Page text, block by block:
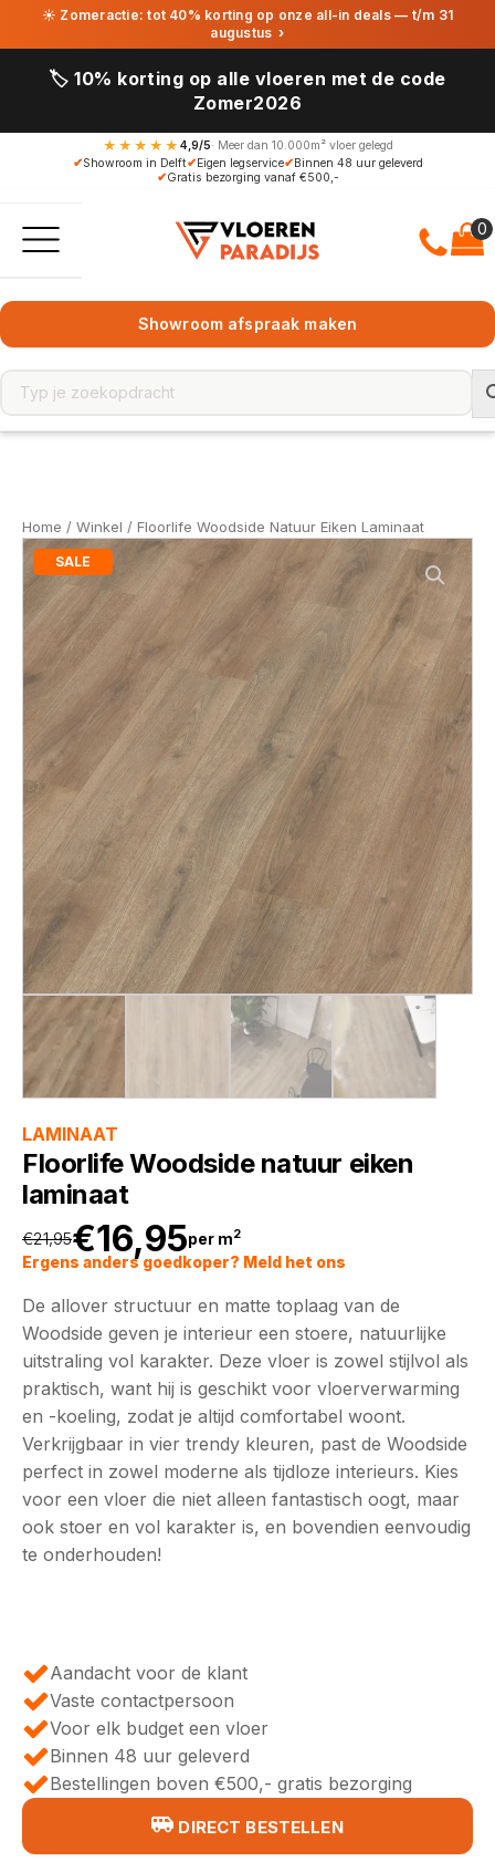
☀ Zomeractie: tot 40% korting op onze all-in deals — t/m 31
augustus ›
🏷️ 10% korting op alle vloeren met de code
Zomer2026
★★★★★ 4,9/5· Meer dan 10.000m² vloer gelegd
✔Showroom in Delft✔Eigen legservice✔Binnen 48 uur geleverd
✔Gratis bezorging vanaf €500,-
Showroom afspraak maken
Home / Winkel / Floorlife Woodside Natuur Eiken Laminaat
SALE
LAMINAAT
Floorlife Woodside natuur eiken
laminaat
€21,95
Oorspronkelijke
prijs
was:
€21,95.
€16,95
Huidige
prijs
is:
€16,95.
per m2
Ergens anders goedkoper? Meld het ons
De allover structuur en matte toplaag van de
Woodside geven je interieur een stoere, natuurlijke
uitstraling vol karakter. Deze vloer is zowel stijlvol als
praktisch, want hij is geschikt voor vloerverwarming
en -koeling, zodat je altijd comfortabel woont.
Verkrijgbaar in vier trendy kleuren, past de Woodside
perfect in zowel moderne als tijdloze interieurs. Kies
voor een vloer die niet alleen fantastisch oogt, maar
ook stoer en vol karakter is, en bovendien eenvoudig
te onderhouden!
Aandacht voor de klant
Vaste contactpersoon
Voor elk budget een vloer
Binnen 48 uur geleverd
Bestellingen boven €500,- gratis bezorging
DIRECT BESTELLEN